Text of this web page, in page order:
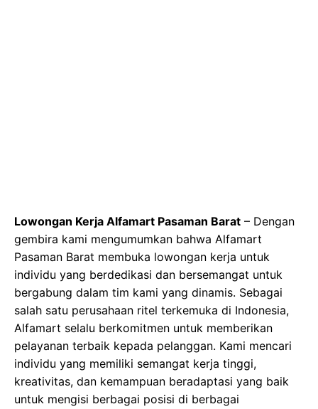
Lowongan Kerja Alfamart Pasaman Barat – Dengan
gembira kami mengumumkan bahwa Alfamart
Pasaman Barat membuka lowongan kerja untuk
individu yang berdedikasi dan bersemangat untuk
bergabung dalam tim kami yang dinamis. Sebagai
salah satu perusahaan ritel terkemuka di Indonesia,
Alfamart selalu berkomitmen untuk memberikan
pelayanan terbaik kepada pelanggan. Kami mencari
individu yang memiliki semangat kerja tinggi,
kreativitas, dan kemampuan beradaptasi yang baik
untuk mengisi berbagai posisi di berbagai